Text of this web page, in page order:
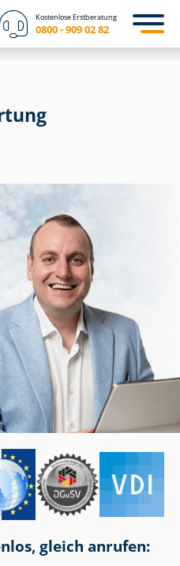
Kostenlose Erstberatung
0800 - 909 02 82
gleich anrufen: